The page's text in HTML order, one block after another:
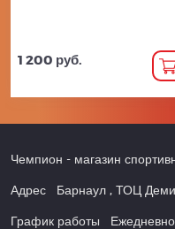
1 200 руб.
Чемпион - магазин
Адрес Барнаул , ТОЦ
График работы